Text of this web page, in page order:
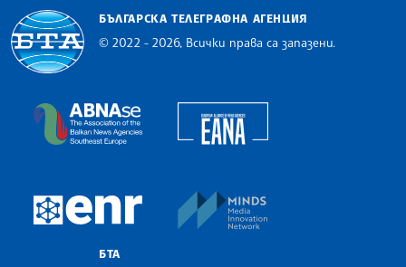
БЪЛГАРСКА ТЕЛЕГРАФНА АГЕНЦИЯ
© 2022 - 2026, Всички права са запазени.
The Assocoation of the Balkan News Agencies
European Newsroom
БТА